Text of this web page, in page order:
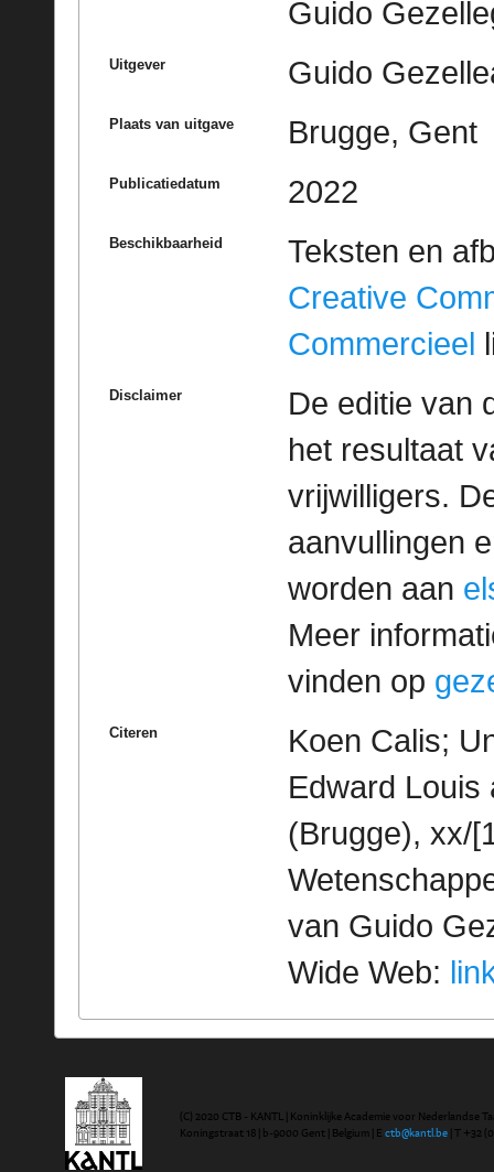
Guido
Uitgever Guido
Plaats van uitgave Brugge, Gent
Publicatiedatum 2022
Beschikbaarheid
Teksten en
Creative
Commercieel
Disclaimer
De editie van
het resultaat
vrijwilligers.
aanvullingen
worden aan
Meer
vinden op
Citeren
Koen Calis;
Edward Louis
(Brugge), xx/
van Guido
Wide Web:
(C) 2020 CTB - KANTL | Koninklijke Academie voor Nederlandse
Koningstraat 18 | b-9000 Gent | Belgium | E ctb@kantl.be | T +32